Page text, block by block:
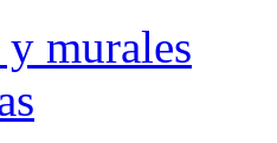
murales